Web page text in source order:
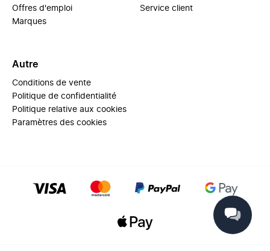
Offres d'emploi
Marques
Service client
Autre
Conditions de vente
Politique de confidentialité
Politique relative aux cookies
Paramètres des cookies